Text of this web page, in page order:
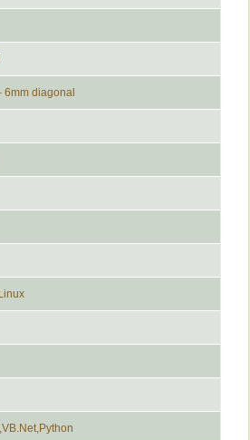
6mm diagonal